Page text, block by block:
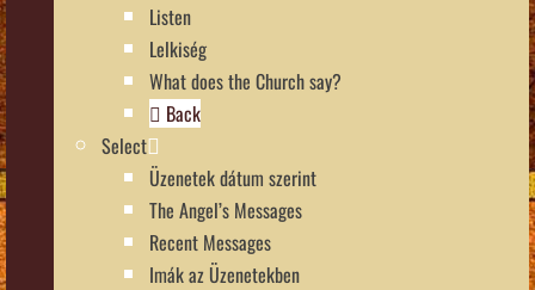
Listen
Lelkiség
What does the Church say?
Back
Select
Üzenetek dátum szerint
The Angel’s Messages
Recent Messages
Imák az Üzenetekben